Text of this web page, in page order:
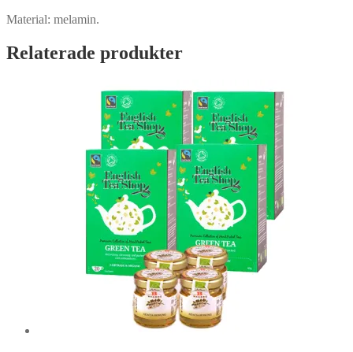
Material: melamin.
Relaterade produkter